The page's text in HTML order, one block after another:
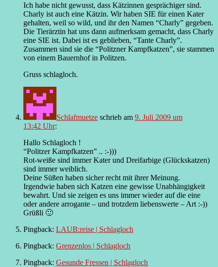
Ich habe nicht gewusst, dass Kätzinnen gesprächiger sind.
Charly ist auch eine Kätzin. Wir haben SIE für einen Kater
gehalten, weil so wild, und ihr den Namen “Charly” gegeben.
Die Tierärztin hat uns dann aufmerksam gemacht, dass Charly
eine SIE ist. Dabei ist es geblieben, “Tante Charly”.
Zusammen sind sie die “Politzner Kampfkatzen”, sie stammen
von einem Bauernhof in Politzen.
Gruss schlagloch.
Schlafmuetze schrieb am 9. Juli 2009 um
13:42 Uhr:
Hallo Schlagloch !
“Politzer Kampfkatzen” .. :-)))
Rot-weiße sind immer Kater und Dreifarbige (Glückskatzen)
sind immer weiblich.
Deine Süßen haben sicher recht mit ihrer Meinung.
Irgendwie haben sich Katzen eine gewisse Unabhängigkeit
bewahrt. Und sie zeigen es uns immer wieder auf die eine
oder andere arrogante – und trotzdem liebenswerte – Art :-))
Grüßli 🙂
Pingback: LAUB:reise | Schlagloch
Pingback: Grenzenlos | Schlagloch
Pingback: Gesunde Fressen | Schlagloch